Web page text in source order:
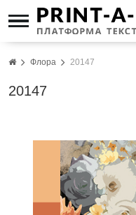
Флора 20147
20147